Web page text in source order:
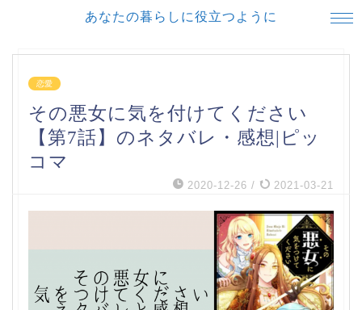
あなたの暮らしに役立つように
恋愛
その悪女に気を付けてください
【第7話】のネタバレ・感想|ピッ
コマ
2020-12-26 / 2021-03-21